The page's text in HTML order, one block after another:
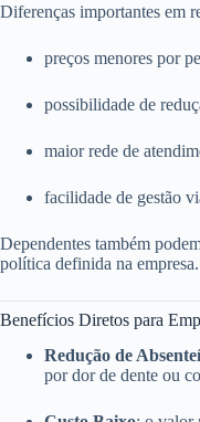
Diferenças importantes em
preços menores por
possibilidade de
maior rede de
facilidade de gestão
Dependentes também
política definida na empresa.
Benefícios Diretos para
Redução de
por dor de dente ou